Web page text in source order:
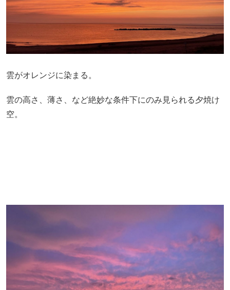
雲がオレンジに染まる。
雲の高さ、薄さ、など絶妙な条件下にのみ見られる夕焼け
空。